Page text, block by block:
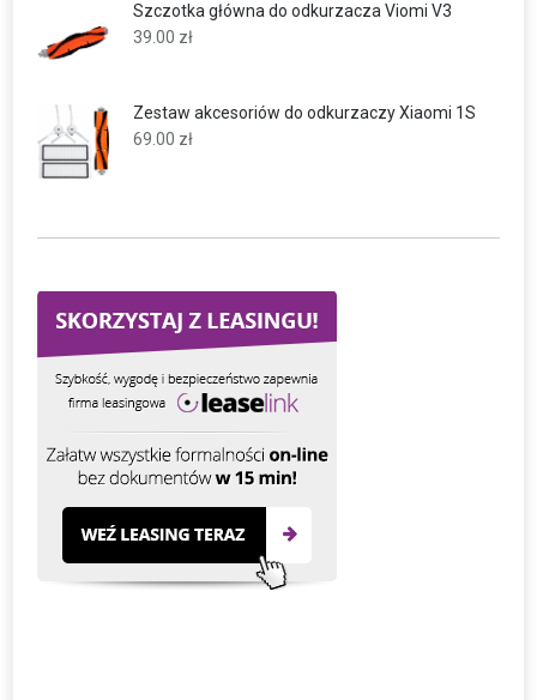
Szczotka główna do odkurzacza Viomi V3
39.00 zł
Zestaw akcesoriów do odkurzaczy Xiaomi 1S
69.00 zł